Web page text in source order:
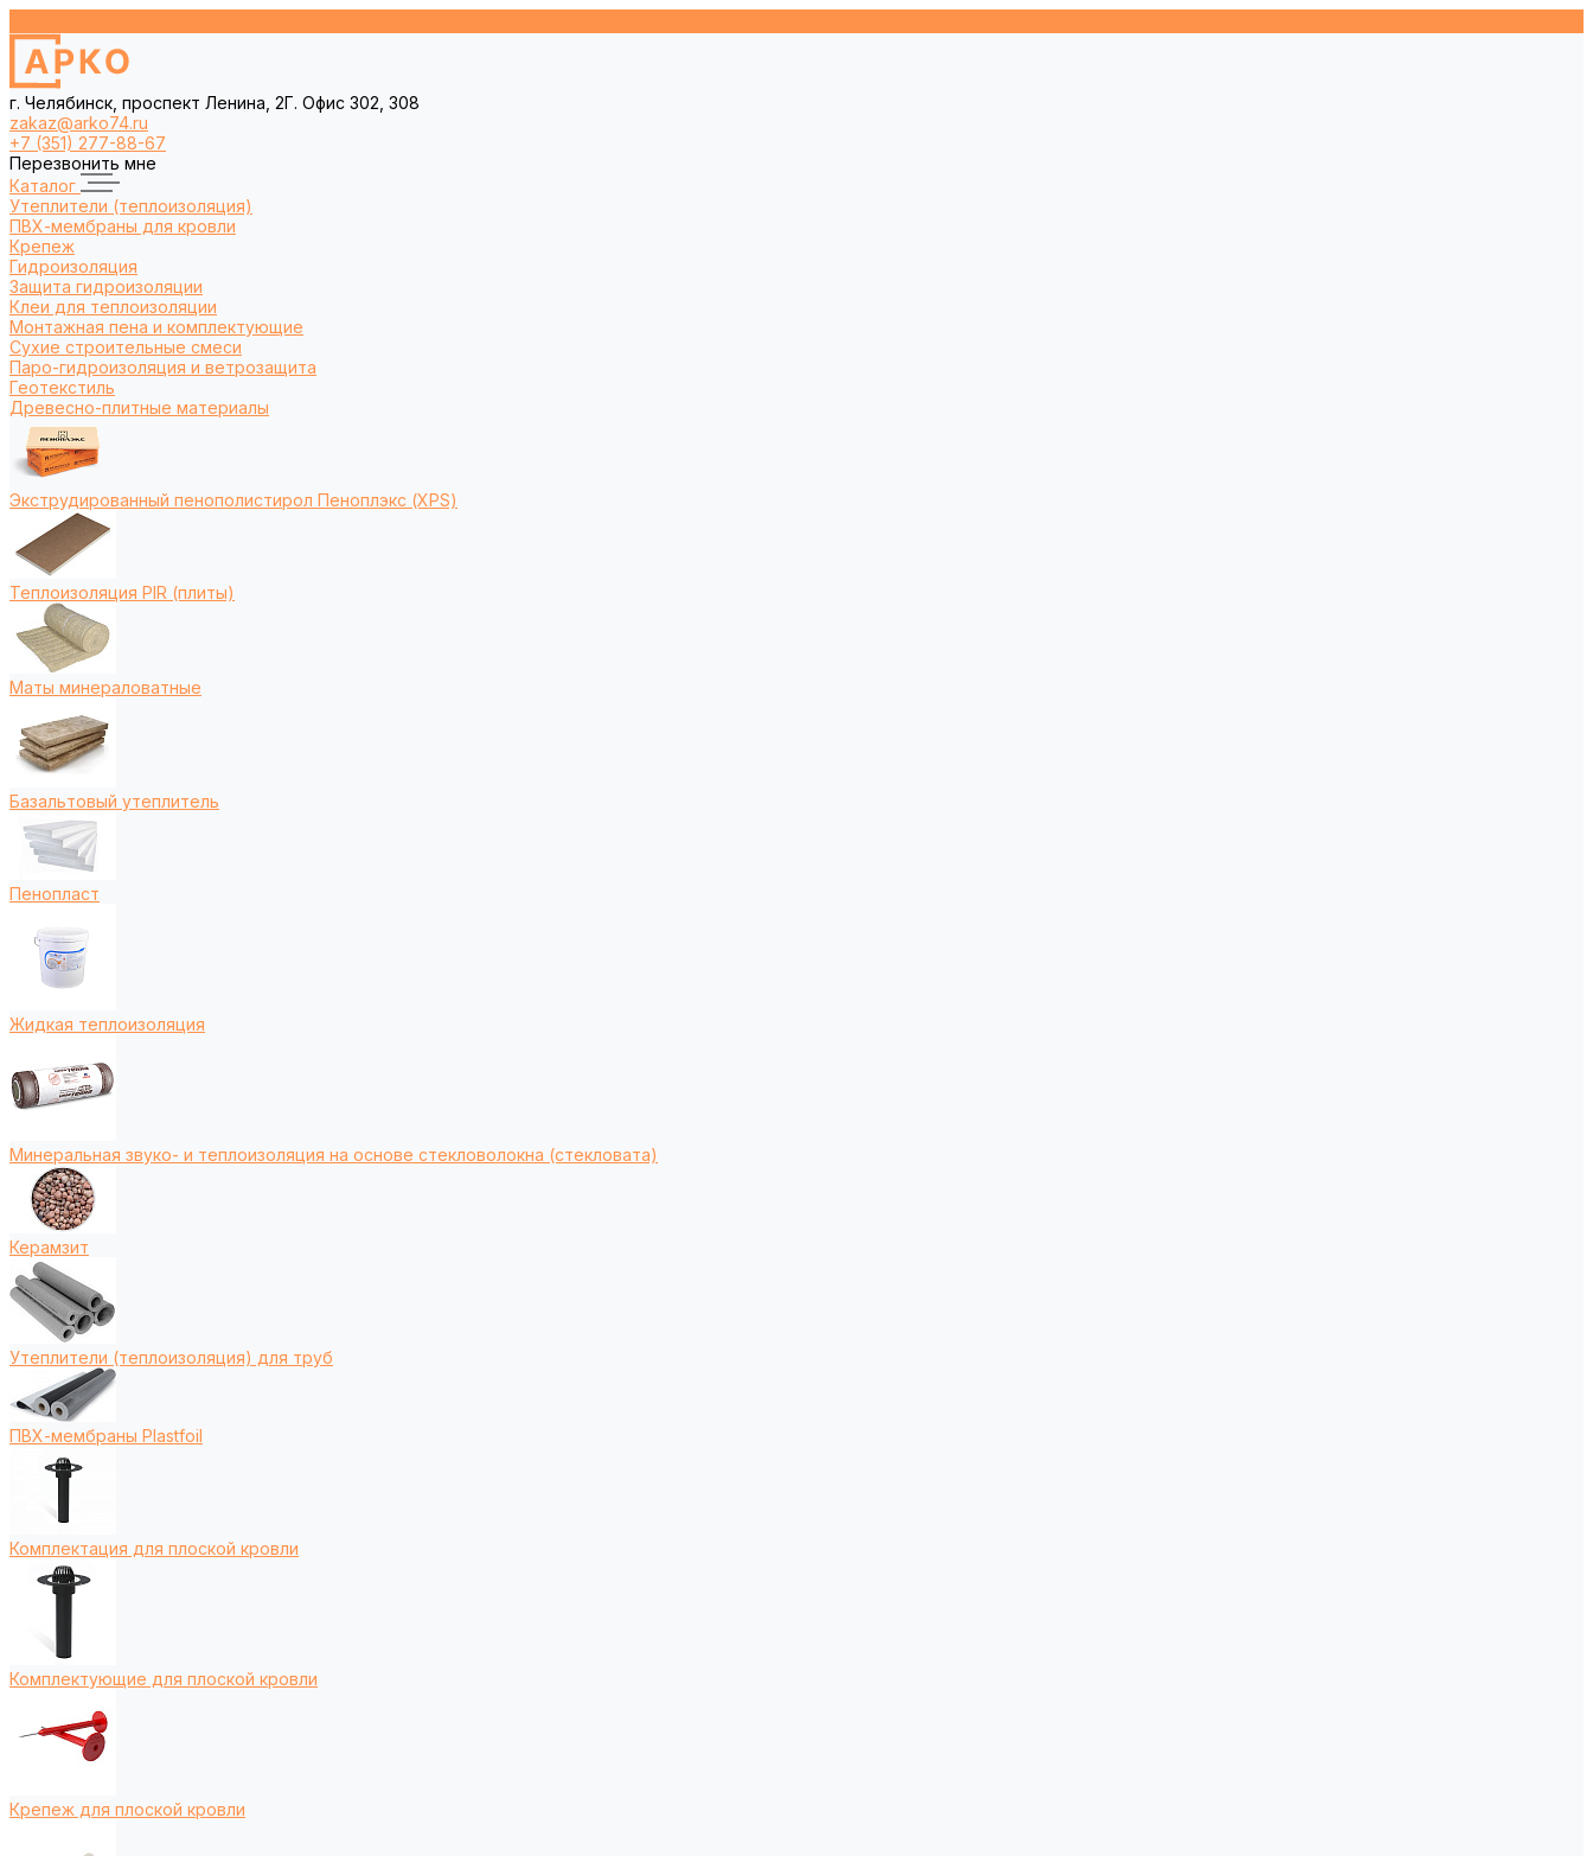
г. Челябинск, проспект Ленина, 2Г. Офис 302, 308
zakaz@arko74.ru
+7 (351) 277-88-67
Перезвонить мне
Каталог
Утеплители (теплоизоляция)
ПВХ-мембраны для кровли
Крепеж
Гидроизоляция
Защита гидроизоляции
Клеи для теплоизоляции
Монтажная пена и комплектующие
Сухие строительные смеси
Паро-гидроизоляция и ветрозащита
Геотекстиль
Древесно-плитные материалы
Экструдированный пенополистирол Пеноплэкс (XPS)
Теплоизоляция PIR (плиты)
Маты минераловатные
Базальтовый утеплитель
Пенопласт
Жидкая теплоизоляция
Минеральная звуко- и теплоизоляция на основе стекловолокна (стекловата)
Керамзит
Утеплители (теплоизоляция) для труб
ПВХ-мембраны Plastfoil
Комплектация для плоской кровли
Комплектующие для плоской кровли
Крепеж для плоской кровли